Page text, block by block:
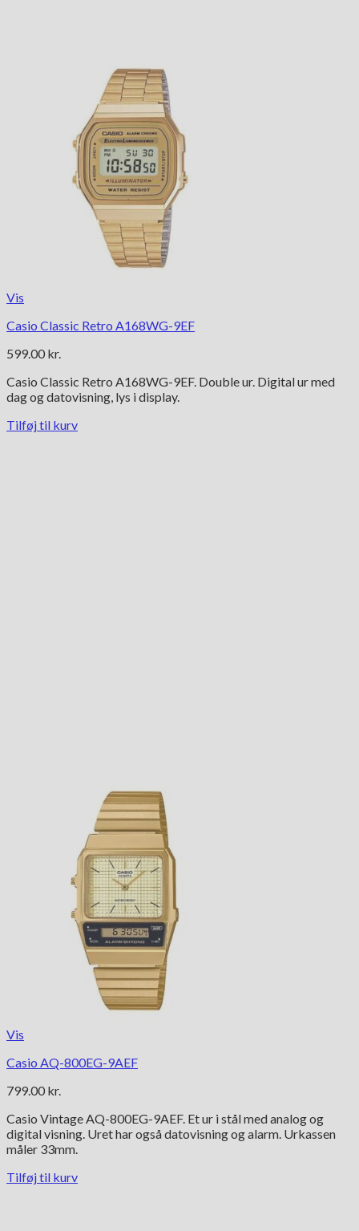
Vis
Casio Classic Retro A168WG-9EF
599.00 kr.
Casio Classic Retro A168WG-9EF. Double ur. Digital ur med
dag og datovisning, lys i display.
Tilføj til kurv
Vis
Casio AQ-800EG-9AEF
799.00 kr.
Casio Vintage AQ-800EG-9AEF. Et ur i stål med analog og
digital visning. Uret har også datovisning og alarm. Urkassen
måler 33mm.
Tilføj til kurv